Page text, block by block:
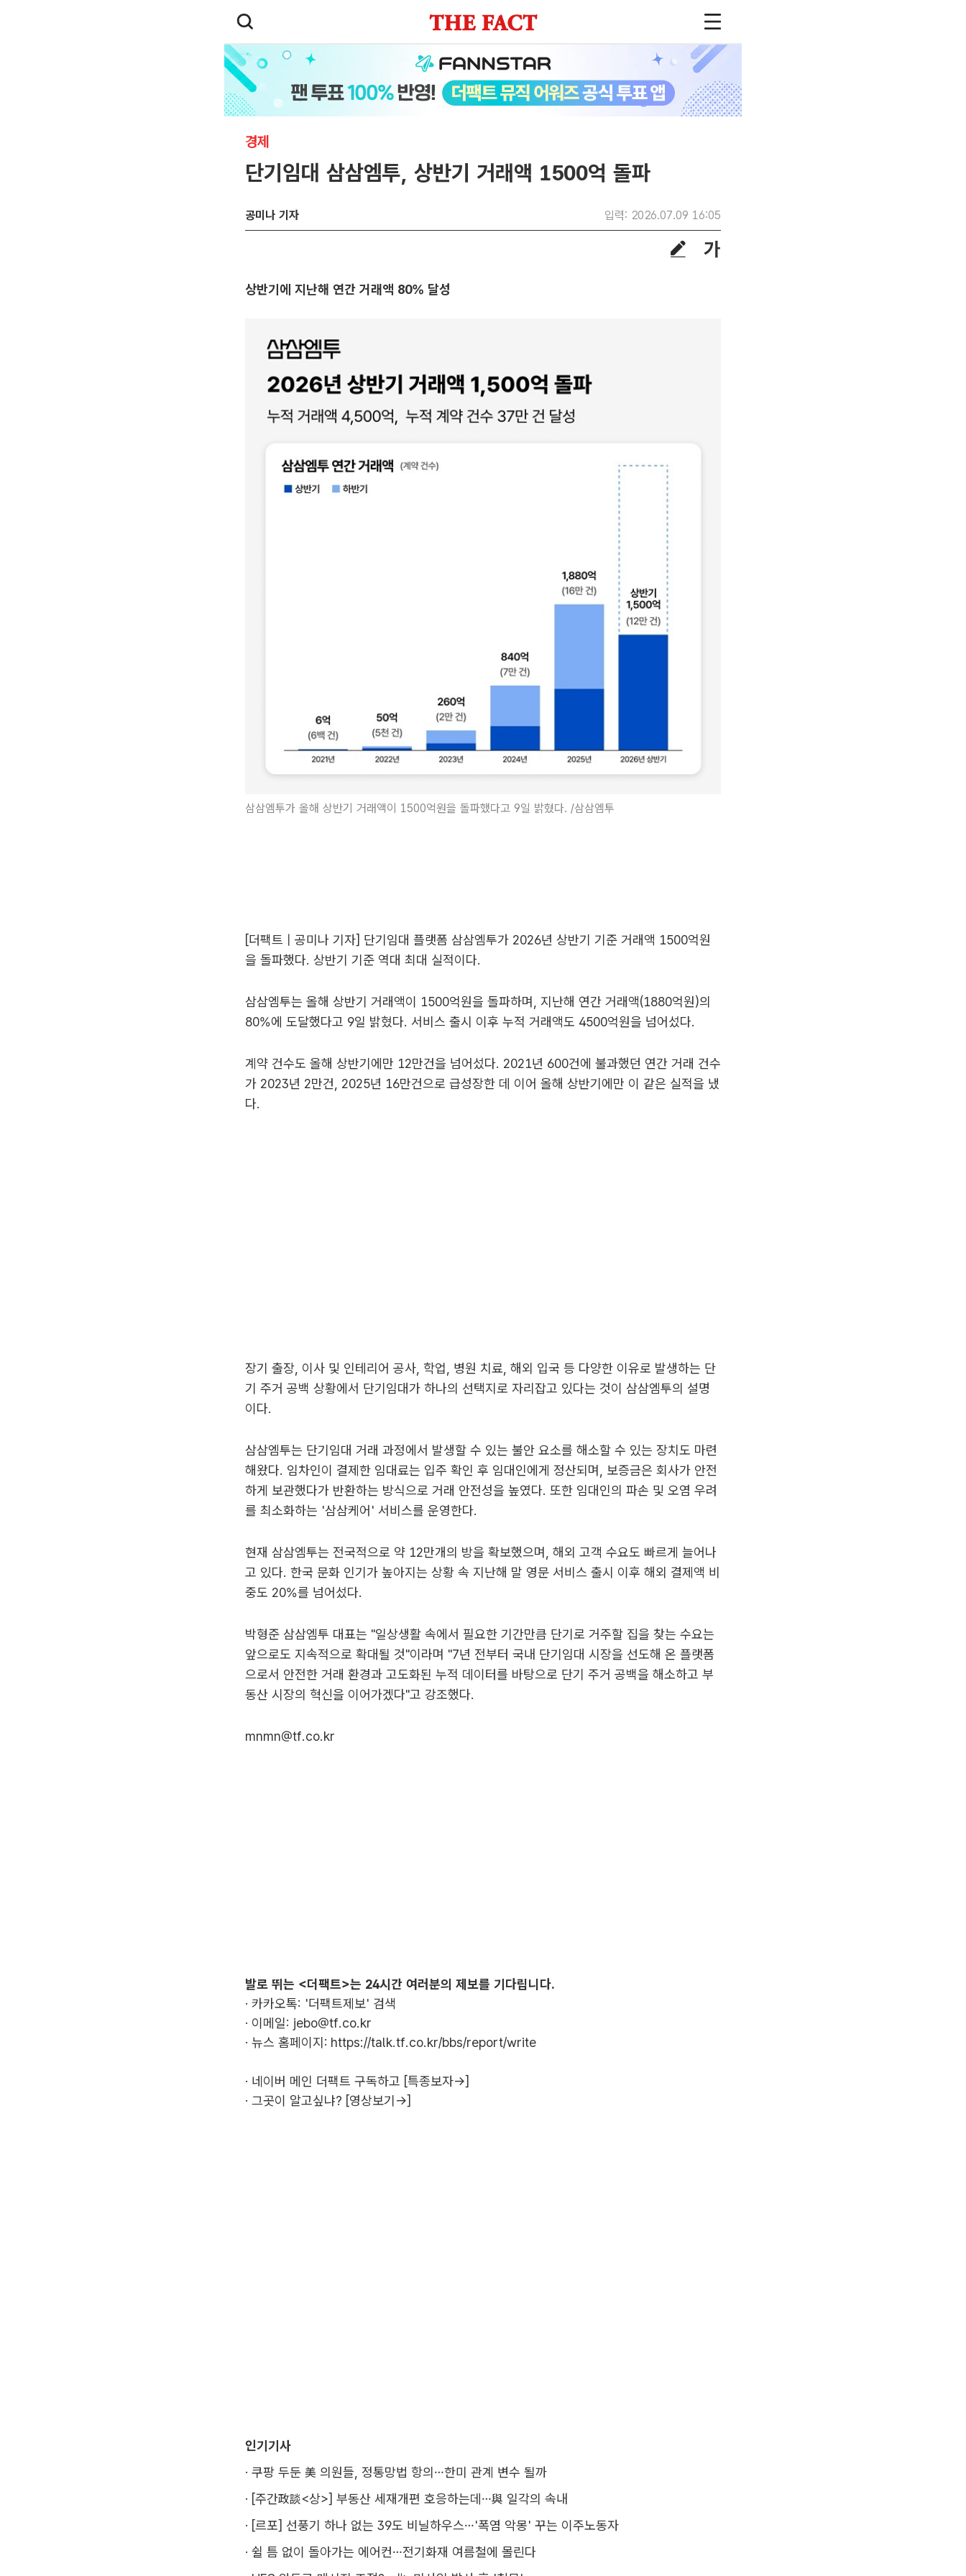
경제
단기임대 삼삼엠투, 상반기 거래액 1500억 돌파
공미나 기자 입력: 2026.07.09 16:05
상반기에 지난해 연간 거래액 80% 달성
삼삼엠투가 올해 상반기 거래액이 1500억원을 돌파했다고 9일 밝혔다. /삼삼엠투
[더팩트 | 공미나 기자] 단기임대 플랫폼 삼삼엠투가 2026년 상반기 기준 거래액 1500억원
을 돌파했다. 상반기 기준 역대 최대 실적이다.
삼삼엠투는 올해 상반기 거래액이 1500억원을 돌파하며, 지난해 연간 거래액(1880억원)의
80%에 도달했다고 9일 밝혔다. 서비스 출시 이후 누적 거래액도 4500억원을 넘어섰다.
계약 건수도 올해 상반기에만 12만건을 넘어섰다. 2021년 600건에 불과했던 연간 거래 건수
가 2023년 2만건, 2025년 16만건으로 급성장한 데 이어 올해 상반기에만 이 같은 실적을 냈
다.
장기 출장, 이사 및 인테리어 공사, 학업, 병원 치료, 해외 입국 등 다양한 이유로 발생하는 단
기 주거 공백 상황에서 단기임대가 하나의 선택지로 자리잡고 있다는 것이 삼삼엠투의 설명
이다.
삼삼엠투는 단기임대 거래 과정에서 발생할 수 있는 불안 요소를 해소할 수 있는 장치도 마련
해왔다. 임차인이 결제한 임대료는 입주 확인 후 임대인에게 정산되며, 보증금은 회사가 안전
하게 보관했다가 반환하는 방식으로 거래 안전성을 높였다. 또한 임대인의 파손 및 오염 우려
를 최소화하는 '삼삼케어' 서비스를 운영한다.
현재 삼삼엠투는 전국적으로 약 12만개의 방을 확보했으며, 해외 고객 수요도 빠르게 늘어나
고 있다. 한국 문화 인기가 높아지는 상황 속 지난해 말 영문 서비스 출시 이후 해외 결제액 비
중도 20%를 넘어섰다.
박형준 삼삼엠투 대표는 "일상생활 속에서 필요한 기간만큼 단기로 거주할 집을 찾는 수요는
앞으로도 지속적으로 확대될 것"이라며 "7년 전부터 국내 단기임대 시장을 선도해 온 플랫폼
으로서 안전한 거래 환경과 고도화된 누적 데이터를 바탕으로 단기 주거 공백을 해소하고 부
동산 시장의 혁신을 이어가겠다"고 강조했다.
mnmn@tf.co.kr
발로 뛰는 <더팩트>는 24시간 여러분의 제보를 기다립니다.
· 카카오톡: '더팩트제보' 검색
· 이메일: jebo@tf.co.kr
· 뉴스 홈페이지: https://talk.tf.co.kr/bbs/report/write
· 네이버 메인 더팩트 구독하고 [특종보자→]
· 그곳이 알고싶냐? [영상보기→]
인기기사
· 쿠팡 두둔 美 의원들, 정통망법 항의…한미 관계 변수 될까
· [주간政談<상>] 부동산 세재개편 호응하는데…與 일각의 속내
· [르포] 선풍기 하나 없는 39도 비닐하우스…'폭염 악몽' 꾸는 이주노동자
· 쉴 틈 없이 돌아가는 에어컨…전기화재 여름철에 몰린다